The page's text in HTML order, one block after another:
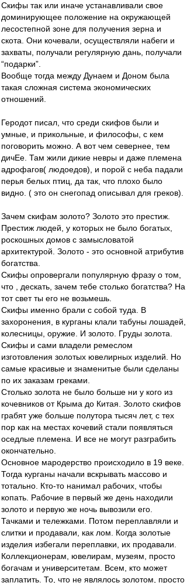
Скифы так или иначе устанавливали свое
доминирующее положение на окружающей
лесостепной зоне для получения зерна и
скота. Они кочевали, осуществляли набеги и
захваты, получали регулярную дань, получали
“подарки”.
Вообще тогда между Дунаем и Доном была
такая сложная система экономических
отношений.
Геродот писал, что среди скифов были и
умные, и прикольные, и философы, с кем
поговорить можно. А вот чем севернее, тем
дичЕе. Там жили дикие невры и даже племена
адрофагов( людоедов), и порой с неба падали
перья белых птиц, да так, что плохо было
видно. ( это он снегопад описывал для греков).
Зачем скифам золото? Золото это престиж.
Престиж людей, у которых не было богатых,
роскошных домов с замысловатой
архитектурой. Золото - это основной атрибутив
богатства.
Скифы опровергали популярную фразу о том,
что , дескать, зачем тебе столько богатства? На
тот свет ты его не возьмешь.
Скифы именно брали с собой туда. В
захоронения, в курганы клали табуны лошадей,
колесницы, оружие. И золото. Груды золота.
Скифы и сами владели ремеслом
изготовления золотых ювелирных изделий. Но
самые красивые и знаменитые были сделаны
по их заказам греками.
Столько золота не было больше ни у кого из
кочевников от Крыма до Китая. Золото скифов
грабят уже больше полутора тысяч лет, с тех
пор как на местах кочевий стали появляться
оседлые племена. И все не могут разграбить
окончательно.
Основное мародерство происходило в 19 веке.
Тогда курганы начали вскрывать массово и
тотально. Кто-то нанимал рабочих, чтобы
копать. Рабочие в первый же день находили
золото и первую же ночь вывозили его.
Тачками и тележками. Потом переплавляли и
слитки и продавали, как лом. Когда золотые
изделия избегали переплавки, их продавали.
Коллекционерам, ювелирам, музеям, просто
богачам и университетам. Всем, кто может
заплатить. То, что не являлось золотом, просто